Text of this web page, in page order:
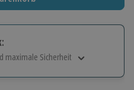
maximale Sicherheit